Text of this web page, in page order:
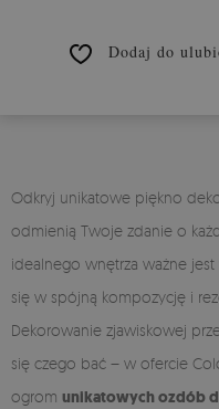
Dodaj do
Odkryj unikatowe piękno
odmienią Twoje zdanie o
idealnego wnętrza ważne
się w spójną kompozycję i
Dekorowanie zjawiskowej
się czego bać – w ofercie
ogrom unikatowych ozdób